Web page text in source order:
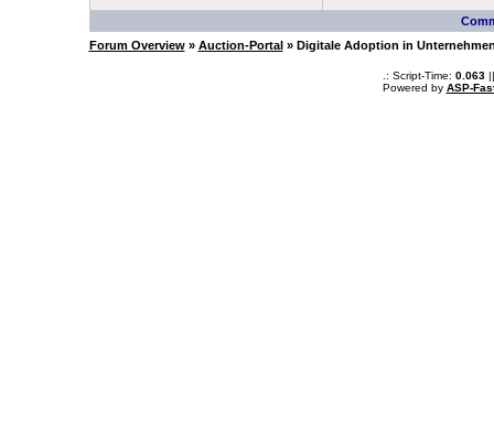
Forum Overview» Auction-Portal» Digitale Adoption in
.: Script-Time: 0.063||
Powered by ASP-